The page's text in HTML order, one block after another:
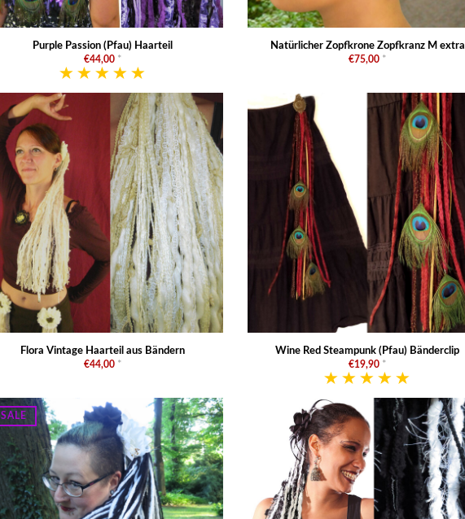
Purple Passion (Pfau) Haarteil
€44,00 *
Natürlicher Zopfkrone Zopfkranz M extra
€75,00 *
Flora Vintage Haarteil aus Bändern
€44,00 *
Wine Red Steampunk (Pfau) Bänderclip
€19,90 *
SALE